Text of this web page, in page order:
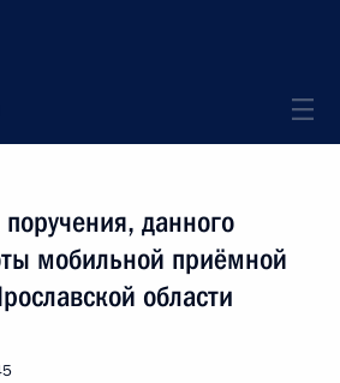
данного
мобильной приёмной
области